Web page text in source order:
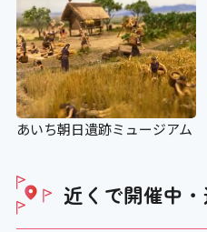
あいち朝日遺跡ミュージアム
近くで開催中